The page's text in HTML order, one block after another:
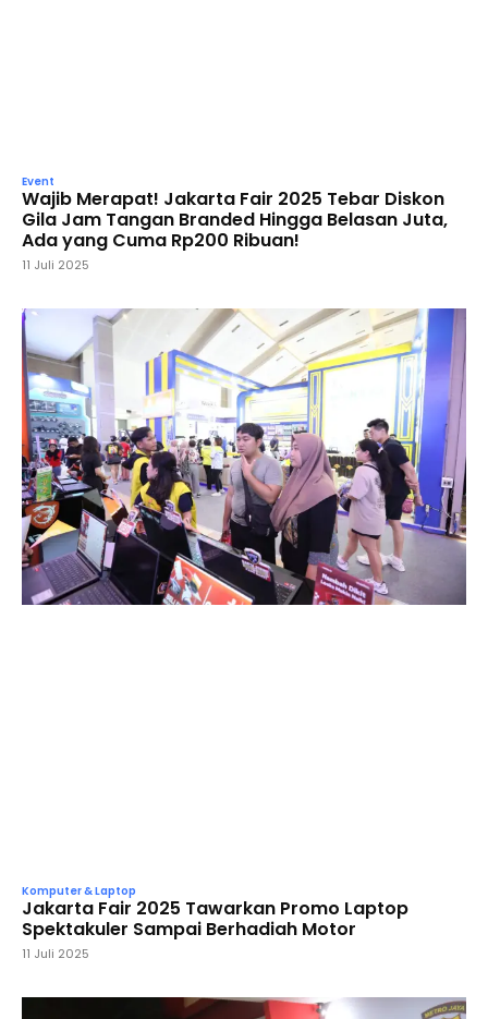
Event
Wajib Merapat! Jakarta Fair 2025 Tebar Diskon
Gila Jam Tangan Branded Hingga Belasan Juta,
Ada yang Cuma Rp200 Ribuan!
11 Juli 2025
Komputer & Laptop
Jakarta Fair 2025 Tawarkan Promo Laptop
Spektakuler Sampai Berhadiah Motor
11 Juli 2025